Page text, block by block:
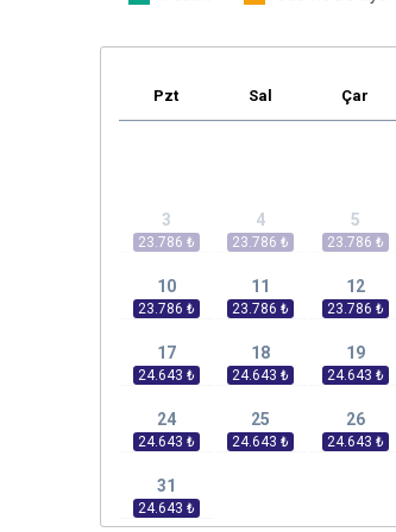
Pzt Sal Çar
3 4 5
10 11 12
17 18 19
24 25 26
31